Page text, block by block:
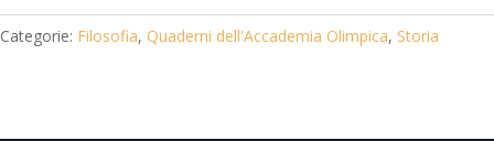
Categorie: Filosofia, Quaderni dell'Accademia Olimpica, Storia